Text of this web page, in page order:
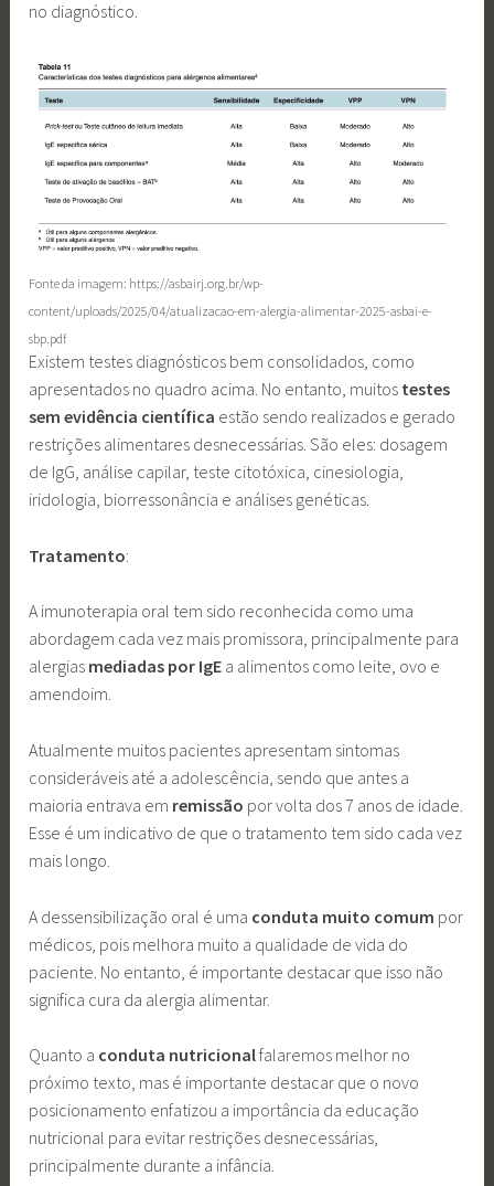
no diagnóstico.
Fonte da imagem: https://asbairj.org.br/wp-
content/uploads/2025/04/atualizacao-em-alergia-alimentar-2025-asbai-e-
sbp.pdf
Existem testes diagnósticos bem consolidados, como
apresentados no quadro acima. No entanto, muitos testes
sem evidência científica estão sendo realizados e gerado
restrições alimentares desnecessárias. São eles: dosagem
de IgG, análise capilar, teste citotóxica, cinesiologia,
iridologia, biorressonância e análises genéticas.
Tratamento:
A imunoterapia oral tem sido reconhecida como uma
abordagem cada vez mais promissora, principalmente para
alergias mediadas por IgE a alimentos como leite, ovo e
amendoim​.
Atualmente muitos pacientes apresentam sintomas
consideráveis até a adolescência, sendo que antes a
maioria entrava em remissão por volta dos 7 anos de idade.
Esse é um indicativo de que o tratamento tem sido cada vez
mais longo.
A dessensibilização oral é uma conduta muito comum por
médicos, pois melhora muito a qualidade de vida do
paciente. No entanto, é importante destacar que isso não
significa cura da alergia alimentar.
Quanto a conduta nutricionalfalaremos melhor no
próximo texto, mas é importante destacar que o novo
posicionamento enfatizou a importância da educação
nutricional para evitar restrições desnecessárias,
principalmente durante a infância.